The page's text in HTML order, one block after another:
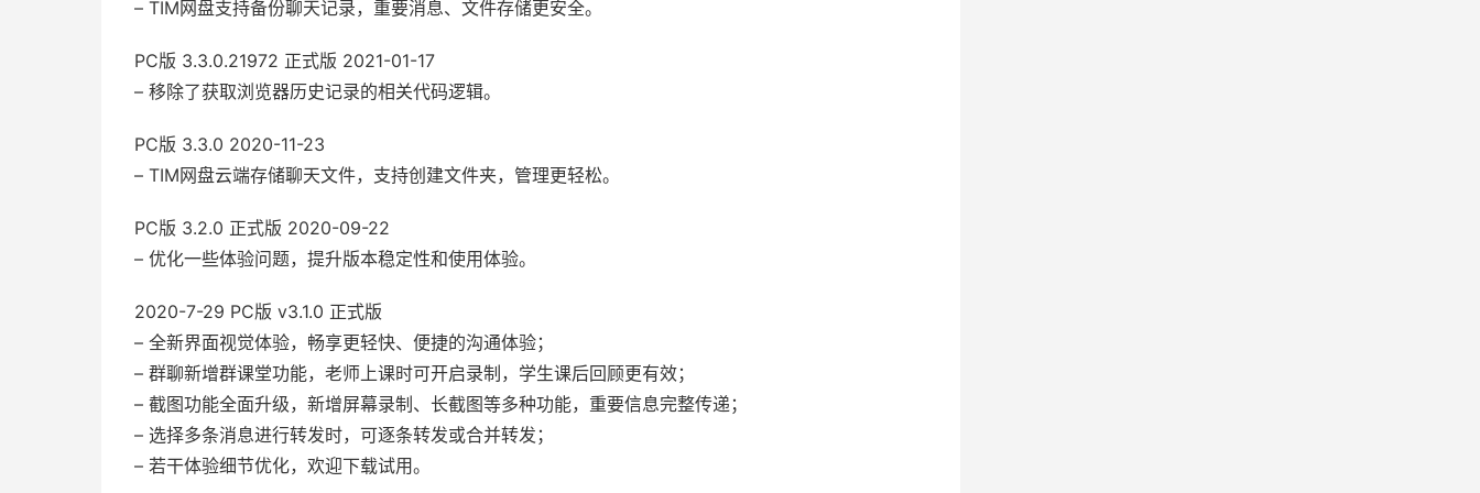
– TIM网盘支持备份聊天记录，重要消息、文件存储更安全。
PC版 3.3.0.21972 正式版 2021-01-17
– 移除了获取浏览器历史记录的相关代码逻辑。
PC版 3.3.0 2020-11-23
– TIM网盘云端存储聊天文件，支持创建文件夹，管理更轻松。
PC版 3.2.0 正式版 2020-09-22
– 优化一些体验问题，提升版本稳定性和使用体验。
2020-7-29 PC版 v3.1.0 正式版
– 全新界面视觉体验，畅享更轻快、便捷的沟通体验；
– 群聊新增群课堂功能，老师上课时可开启录制，学生课后回顾更有效；
– 截图功能全面升级，新增屏幕录制、长截图等多种功能，重要信息完整传递；
– 选择多条消息进行转发时，可逐条转发或合并转发；
– 若干体验细节优化，欢迎下载试用。